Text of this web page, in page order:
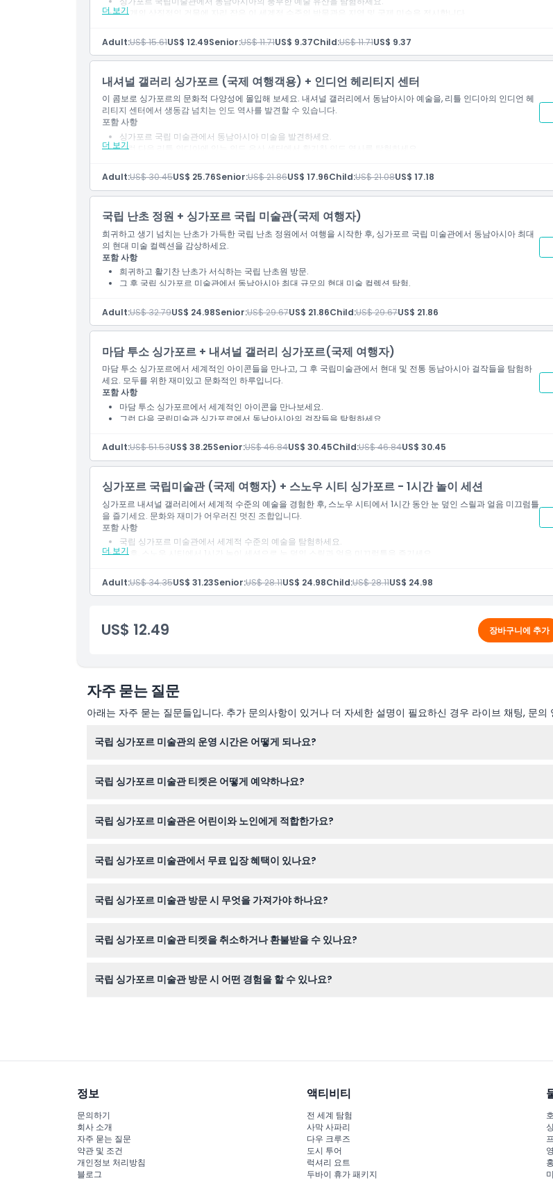
더 보기두 개의 상징적인 건물에 자리 잡은 이 세계적 수준의 박물관은 지역 및 국제 미술을 전시합니다.
Adult:US$ 15.61US$ 12.49Senior:US$ 11.71US$ 9.37Child:US$ 11.71US$ 9.37
내셔널 갤러리 싱가포르 (국제 여행객용) + 인디언 헤리티지 센터
이 콤보로 싱가포르의 문화적 다양성에 몰입해 보세요. 내셔널 갤러리에서 동남아시아 예술을, 리틀 인디아의 인디언 헤
리티지 센터에서 생동감 넘치는 인도 역사를 발견할 수 있습니다.
더 보기
포함 사항
싱가포르 국립 미술관에서 동남아시아 미술을 발견하세요.
그런 다음 리틀 인디아에 있는 인도 유산 센터에서 활기찬 인도 역사를 탐험하세요.
Adult:US$ 30.45US$ 25.76Senior:US$ 21.86US$ 17.96Child:US$ 21.08US$ 17.18
국립 난초 정원 + 싱가포르 국립 미술관(국제 여행자)
희귀하고 생기 넘치는 난초가 가득한 국립 난초 정원에서 여행을 시작한 후, 싱가포르 국립 미술관에서 동남아시아 최대
의 현대 미술 컬렉션을 감상하세요.
포함 사항
희귀하고 활기찬 난초가 서식하는 국립 난초원 방문.
그 후 국립 싱가포르 미술관에서 동남아시아 최대 규모의 현대 미술 컬렉션 탐험.
Adult:US$ 32.79US$ 24.98Senior:US$ 29.67US$ 21.86Child:US$ 29.67US$ 21.86
마담 투소 싱가포르 + 내셔널 갤러리 싱가포르(국제 여행자)
마담 투소 싱가포르에서 세계적인 아이콘들을 만나고, 그 후 국립미술관에서 현대 및 전통 동남아시아 걸작들을 탐험하
세요. 모두를 위한 재미있고 문화적인 하루입니다.
포함 사항
마담 투소 싱가포르에서 세계적인 아이콘을 만나보세요.
그런 다음 국립미술관 싱가포르에서 동남아시아의 걸작들을 탐험하세요.
Adult:US$ 51.53US$ 38.25Senior:US$ 46.84US$ 30.45Child:US$ 46.84US$ 30.45
싱가포르 국립미술관 (국제 여행자) + 스노우 시티 싱가포르 - 1시간 놀이 세션
싱가포르 내셔널 갤러리에서 세계적 수준의 예술을 경험한 후, 스노우 시티에서 1시간 동안 눈 덮인 스릴과 얼음 미끄럼틀
을 즐기세요. 문화와 재미가 어우러진 멋진 조합입니다.
더 보기
포함 사항
국립 싱가포르 미술관에서 세계적 수준의 예술을 탐험하세요.
그 후, 스노우 시티에서 1시간 놀이 세션으로 눈 덮인 스릴과 얼음 미끄럼틀을 즐기세요.
Adult:US$ 34.35US$ 31.23Senior:US$ 28.11US$ 24.98Child:US$ 28.11US$ 24.98
US$ 12.49 장바구니에 추가
자주 묻는 질문
아래는 자주 묻는 질문들입니다. 추가 문의사항이 있거나 더 자세한 설명이 필요하신 경우 라이브 채팅, 문
국립 싱가포르 미술관의 운영 시간은 어떻게 되나요?
국립 싱가포르 미술관 티켓은 어떻게 예약하나요?
국립 싱가포르 미술관은 어린이와 노인에게 적합한가요?
국립 싱가포르 미술관에서 무료 입장 혜택이 있나요?
국립 싱가포르 미술관 방문 시 무엇을 가져가야 하나요?
국립 싱가포르 미술관 티켓을 취소하거나 환불받을 수 있나요?
국립 싱가포르 미술관 방문 시 어떤 경험을 할 수 있나요?
정보
문의하기
회사 소개
자주 묻는 질문
약관 및 조건
개인정보 처리방침
블로그
액티비티
전 세계 탐험
사막 사파리
다우 크루즈
도시 투어
럭셔리 요트
두바이 휴가 패키지